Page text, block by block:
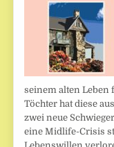
seinem alten Leben
Töchter hat diese
zwei neue
eine Midlife-Crisis